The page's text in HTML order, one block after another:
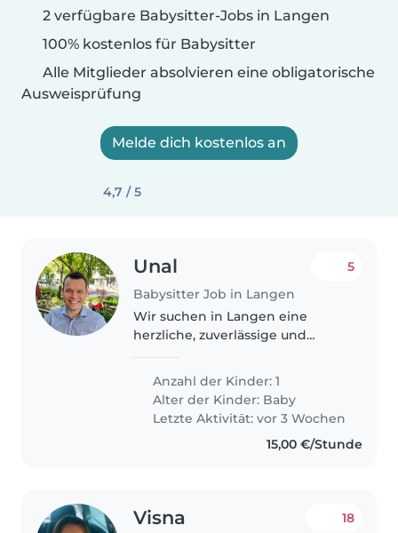
2 verfügbare Babysitter-Jobs in Langen
100% kostenlos für Babysitter
Alle Mitglieder absolvieren eine obligatorische
Ausweisprüfung
Melde dich kostenlos an
4,7 / 5
Unal
Babysitter Job in Langen
5
Wir suchen in Langen eine
herzliche, zuverlässige und
unsere fünf Monate alte Tochter.
Wir suchen eine Babysitterin,
Nanny oder Haushaltshilfe, die..
Anzahl der Kinder: 1
Alter der Kinder: Baby
Letzte Aktivität: vor 3 Wochen
15,00 €/Stunde
Visna 18